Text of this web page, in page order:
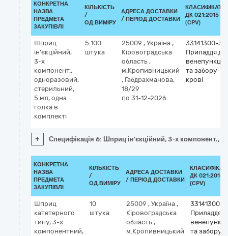
КОНКРЕТНА
НАЗВА
ПРЕДМЕТА
ЗАКУПІВЛІ
КІЛЬКІСТЬ
/
ОД.ВИМІРУ
АДРЕСА ДОСТАВКИ
/ ПЕРІОД ДОСТАВКИ
ДК 021:2015
(CPV)
Шприц
ін'єкційний,
3-х
компонент.,
одноразовий,
стерильний,
5 мл, одна
голка в
комплекті
5 100
штука
25009 , Україна ,
Кіровоградська
область ,
м.Кропивницький
, Габдрахманова,
18/29
по 31-12-2026
33141300-3
Приладдя
венепункції
та забору
крові
+ Специфікація 6: Шприц ін'єкційний, 3-х компонент.,
КОНКРЕТНА
НАЗВА
ПРЕДМЕТА
ЗАКУПІВЛІ
КІЛЬКІСТЬ
/
ОД.ВИМІРУ
АДРЕСА ДОСТАВКИ
/ ПЕРІОД ДОСТАВКИ
ДК 021:2015
(CPV)
Шприц
катетерного
типу, 3-х
компонентний,
10
штука
25009 , Україна ,
Кіровоградська
область ,
м.Кропивницький
33141300-3
Приладдя
венепункції
та забору